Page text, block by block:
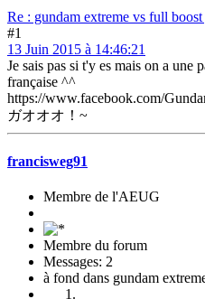
Re : gundam extreme vs full
#1
13 Juin 2015 à 14:46:21
Je sais pas si t'y es mais on a une
française ^^
https://www.facebook.com/
ガオオオ！~
francisweg91
Membre de l'AEUG
Membre du forum
Messages: 2
à fond dans gundam